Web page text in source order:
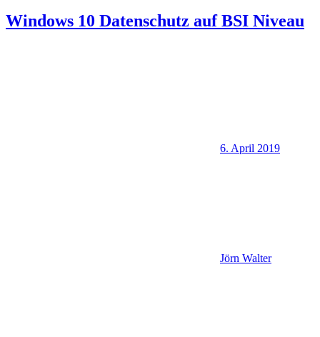
Windows 10 Datenschutz auf BSI Niveau
6. April 2019
Jörn Walter